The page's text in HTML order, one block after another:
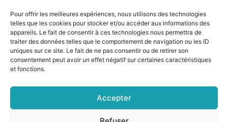
Pour offrir les meilleures expériences, nous utilisons des technologies
telles que les cookies pour stocker et/ou accéder aux informations des
appareils. Le fait de consentir à ces technologies nous permettra de
traiter des données telles que le comportement de navigation ou les ID
uniques sur ce site. Le fait de ne pas consentir ou de retirer son
consentement peut avoir un effet négatif sur certaines caractéristiques
et fonctions.
Accepter
Aide
Nous contacter
Nous trouver
Préparer sa formation
Sessions garanties
Qualité & certification